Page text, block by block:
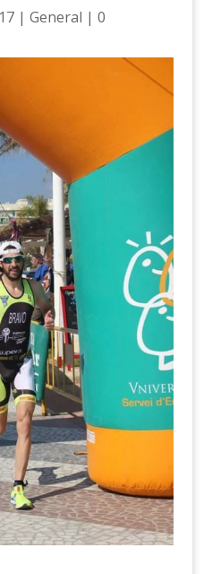
| General | 0